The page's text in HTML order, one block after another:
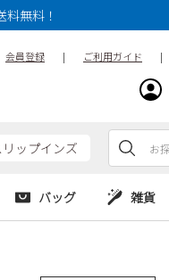
料無料！
会員登録 | ご利用ガイド |
ップインズ
バッグ 雑貨